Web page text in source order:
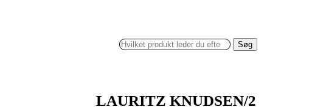
Søg
LAURITZ KNUDSEN/2